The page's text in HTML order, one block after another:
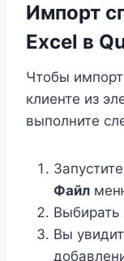
Импорт
Excel в
Чтобы
клиенте из
выполните
Файл
Выбирать
Вы